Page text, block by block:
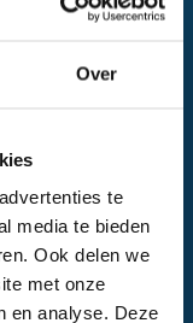
Over
te
media te bieden
Ook delen we
met onze
en analyse. Deze